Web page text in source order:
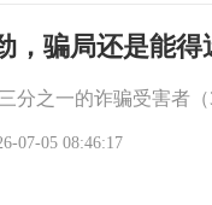
，骗局还是能得
分之一的诈骗受害者
07-05 08:46:17